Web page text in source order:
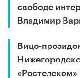
свободе
Владимир
Вице-
«Ростелеком»